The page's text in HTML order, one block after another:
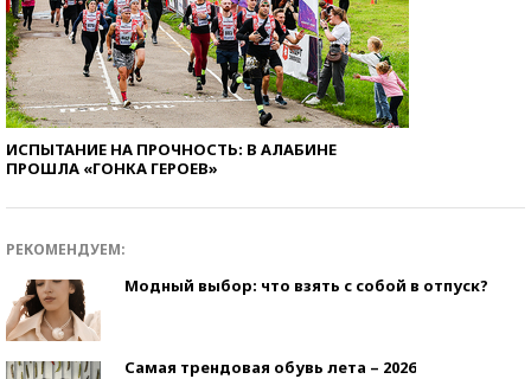
ИСПЫТАНИЕ НА ПРОЧНОСТЬ: В АЛАБИНЕ
ПРОШЛА «ГОНКА ГЕРОЕВ»
РЕКОМЕНДУЕМ:
Модный выбор: что взять с собой в отпуск?
Самая трендовая обувь лета – 2026